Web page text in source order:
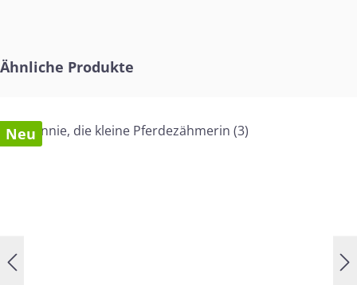
Produktgalerie überspringen
Ähnliche Produkte
Neu